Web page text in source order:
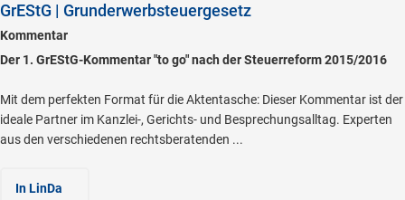
GrEStG | Grunderwerbsteuergesetz
Kommentar
Der 1. GrEStG-Kommentar "to go" nach der Steuerreform 2015/2016
Mit dem perfekten Format für die Aktentasche: Dieser Kommentar ist der
ideale Partner im Kanzlei-, Gerichts- und Besprechungsalltag. Experten
aus den verschiedenen rechtsberatenden ...
In LinDa